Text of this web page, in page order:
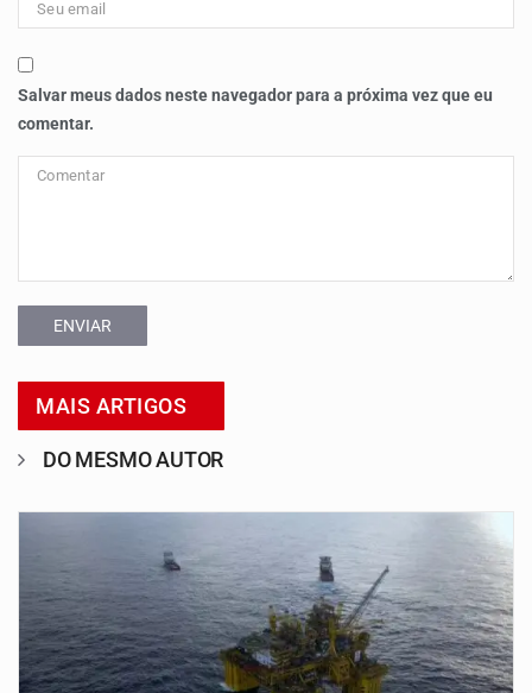
Salvar meus dados neste navegador para a próxima vez que eu
comentar.
ENVIAR
MAIS ARTIGOS
DO MESMO AUTOR